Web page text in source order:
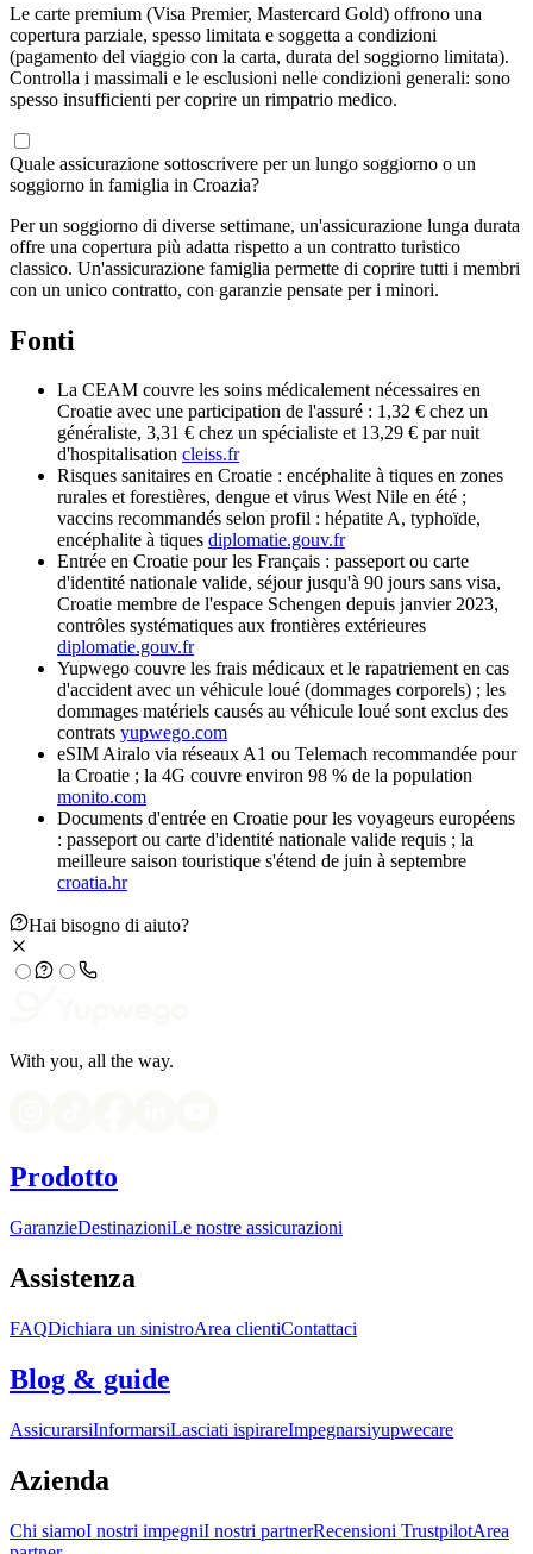
Le carte premium (Visa Premier, Mastercard Gold) offrono una
copertura parziale, spesso limitata e soggetta a condizioni
(pagamento del viaggio con la carta, durata del soggiorno limitata).
Controlla i massimali e le esclusioni nelle condizioni generali: sono
spesso insufficienti per coprire un rimpatrio medico.
Quale assicurazione sottoscrivere per un lungo soggiorno o un
soggiorno in famiglia in Croazia?
Per un soggiorno di diverse settimane, un'assicurazione lunga durata
offre una copertura più adatta rispetto a un contratto turistico
classico. Un'assicurazione famiglia permette di coprire tutti i membri
con un unico contratto, con garanzie pensate per i minori.
Fonti
La CEAM couvre les soins médicalement nécessaires en
Croatie avec une participation de l'assuré : 1,32 € chez un
généraliste, 3,31 € chez un spécialiste et 13,29 € par nuit
d'hospitalisation cleiss.fr
Risques sanitaires en Croatie : encéphalite à tiques en zones
rurales et forestières, dengue et virus West Nile en été ;
vaccins recommandés selon profil : hépatite A, typhoïde,
encéphalite à tiques diplomatie.gouv.fr
Entrée en Croatie pour les Français : passeport ou carte
d'identité nationale valide, séjour jusqu'à 90 jours sans visa,
Croatie membre de l'espace Schengen depuis janvier 2023,
contrôles systématiques aux frontières extérieures
diplomatie.gouv.fr
Yupwego couvre les frais médicaux et le rapatriement en cas
d'accident avec un véhicule loué (dommages corporels) ; les
dommages matériels causés au véhicule loué sont exclus des
contrats yupwego.com
eSIM Airalo via réseaux A1 ou Telemach recommandée pour
la Croatie ; la 4G couvre environ 98 % de la population
monito.com
Documents d'entrée en Croatie pour les voyageurs européens
: passeport ou carte d'identité nationale valide requis ; la
meilleure saison touristique s'étend de juin à septembre
croatia.hr
Hai bisogno di aiuto?
With you, all the way.
Prodotto
GaranzieDestinazioniLe nostre assicurazioni
Assistenza
FAQDichiara un sinistroArea clientiContattaci
Blog & guide
AssicurarsiInformarsiLasciati ispirareImpegnarsiyupwecare
Azienda
Chi siamoI nostri impegniI nostri partnerRecensioni TrustpilotArea